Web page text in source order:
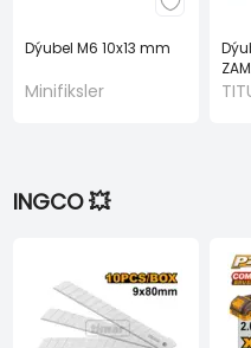
Dýubel M6 10x13 mm
Minifiksler
INGCO 💥